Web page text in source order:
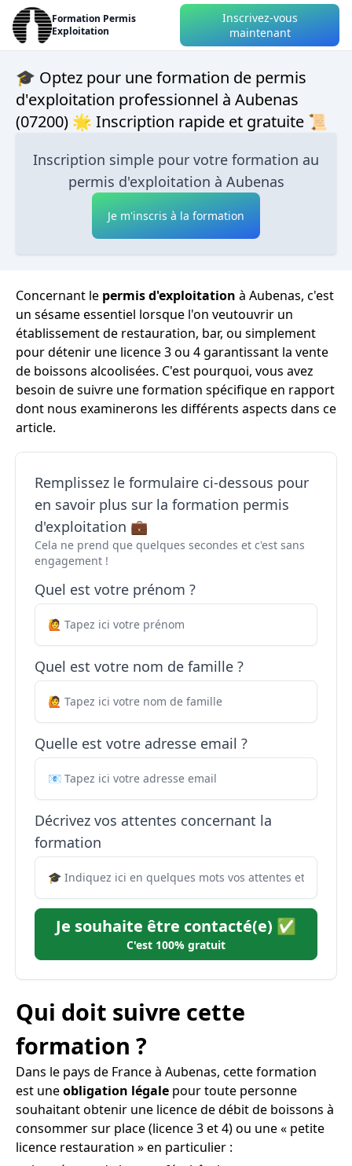
Formation Permis
Exploitation
Inscrivez-vous
maintenant
🎓 Optez pour une formation de permis
d'exploitation professionnel à Aubenas
(07200) 🌟 Inscription rapide et gratuite 📜
Inscription simple pour votre formation au
permis d'exploitation à Aubenas
Je m'inscris à la formation
Concernant le permis d'exploitation à Aubenas, c'est
un sésame essentiel lorsque l'on veutouvrir un
établissement de restauration, bar, ou simplement
pour détenir une licence 3 ou 4 garantissant la vente
de boissons alcoolisées. C'est pourquoi, vous avez
besoin de suivre une formation spécifique en rapport
dont nous examinerons les différents aspects dans ce
article.
Remplissez le formulaire ci-dessous pour
en savoir plus sur la formation permis
d'exploitation 💼
Cela ne prend que quelques secondes et c'est sans
engagement !
Quel est votre prénom ?
Quel est votre nom de famille ?
Quelle est votre adresse email ?
Décrivez vos attentes concernant la
formation
Je souhaite être contacté(e) ✅
C'est 100% gratuit
Qui doit suivre cette
formation ?
Dans le pays de France à Aubenas, cette formation
est uneobligation légale pour toute personne
souhaitant obtenir une licence de débit de boissons à
consommer sur place (licence 3 et 4) ou une « petite
licence restauration » en particulier :